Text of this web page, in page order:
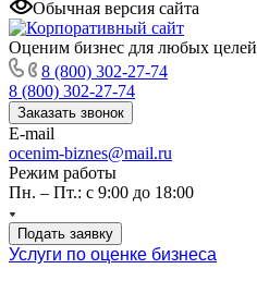
Обычная версия сайта
Оценим бизнес для любых целей
8 (800) 302-27-74
8 (800) 302-27-74
Заказать звонок
E-mail
ocenim-biznes@mail.ru
Режим работы
Пн. – Пт.: с 9:00 до 18:00
Подать заявку
Услуги по оценке бизнеса